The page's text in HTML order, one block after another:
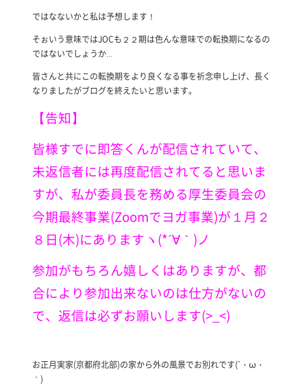
ではなないかと私は予想します！
そぉいう意味ではJOCも２２期は色んな意味での転換期になるの
ではないでしょうか…
皆さんと共にこの転換期をより良くなる事を祈念申し上げ、長く
なりましたがブログを終えたいと思います。
【告知】
皆様すでに即答くんが配信されていて、
未返信者には再度配信されてると思いま
すが、私が委員長を務める厚生委員会の
今期最終事業(Zoomでヨガ事業)が１月２
８日(木)にありますヽ(*´∀｀)ノ
参加がもちろん嬉しくはありますが、都
合により参加出来ないのは仕方がないの
で、返信は必ずお願いします(>_<)
お正月実家(京都府北部)の家から外の風景でお別れです(´・ω・
｀)